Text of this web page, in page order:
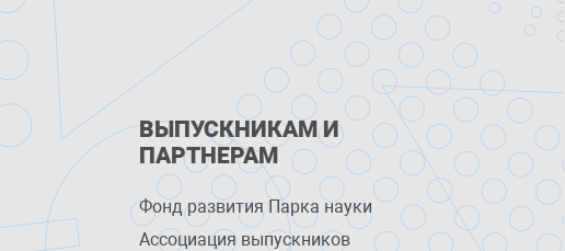
ВЫПУСКНИКАМ И
ПАРТНЕРАМ
Фонд развития Парка науки
Ассоциация выпускников